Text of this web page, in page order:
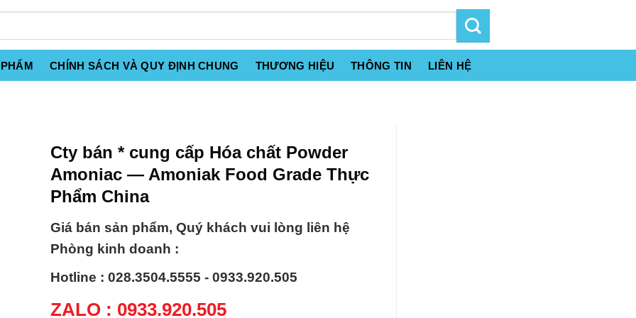
CHÍNH SÁCH VÀ QUY ĐỊNH CHUNG THƯƠNG HIỆU THÔNG TIN LIÊN HỆ
Cty bán * cung cấp Hóa chất Powder
Amoniac — Amoniak Food Grade Thực
Phẩm China
Giá bán sản phẩm, Quý khách vui lòng liên hệ
Phòng kinh doanh :
Hotline : 028.3504.5555 - 0933.920.505
ZALO : 0933.920.505